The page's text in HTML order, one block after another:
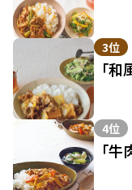
3位
「
4位
「